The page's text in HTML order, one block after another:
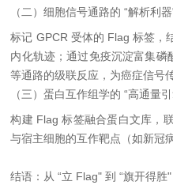
（二）细胞信号通路的 “解析利
标记 GPCR 受体的 Flag 标签，
内化轨迹；通过免疫沉淀富集磷
等通路的级联反应，为癌症信号
（三）蛋白互作组学的 “高通量
构建 Flag 标签融合蛋白文库，
与宿主细胞的互作靶点（如新冠
结语：从 “立 Flag" 到 “旗开得胜